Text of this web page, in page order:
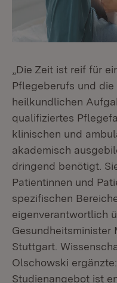
„Die Zeit ist reif für
Pflegeberufs und
heilkundlichen
qualifiziertes
klinischen und
akademisch
dringend benötigt.
Patientinnen und
spezifischen
eigenverantwortlich
Gesundheitsminister
Stuttgart.
Olschowski
Studienangebot ist